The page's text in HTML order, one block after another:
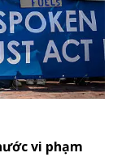
vi phạm